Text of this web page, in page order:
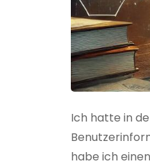
Ich hatte in
habe ich